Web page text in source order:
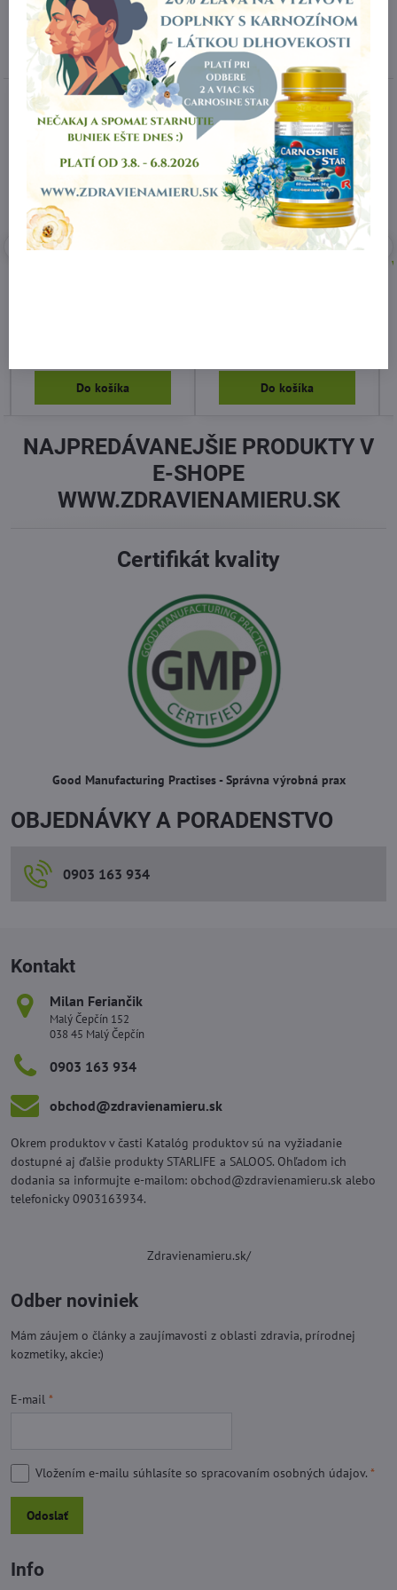
Najpredávanejšie produkty
Do košíka Do košíka
NAJPREDÁVANEJŠIE PRODUKTY V
E-SHOPE
WWW.ZDRAVIENAMIERU.SK
Certifikát kvality
Good Manufacturing Practises - Správna výrobná prax
OBJEDNÁVKY A PORADENSTVO
0903 163 934
Kontakt
Milan Feriančik
Malý Čepčín 152
038 45 Malý Čepčín
0903 163 934
obchod​@zdravienamieru​.sk
Okrem produktov v časti Katalóg produktov sú na vyžiadanie
dostupné aj ďalšie produkty STARLIFE a SALOOS. Ohľadom ich
dodania sa informujte e-mailom: obchod@zdravienamieru.sk alebo
telefonicky 0903163934.
Zdravienamieru.sk/
Odber noviniek
Mám záujem o články a zaujímavosti z oblasti zdravia, prírodnej
kozmetiky, akcie:)
E-mail *
Vložením e-mailu súhlasíte so spracovaním osobných údajov. *
Odoslať
Info